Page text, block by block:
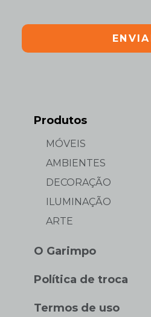
Produtos
MÓVEIS
AMBIENTES
DECORAÇÃO
ILUMINAÇÃO
ARTE
O Garimpo
Política de troca
Termos de uso